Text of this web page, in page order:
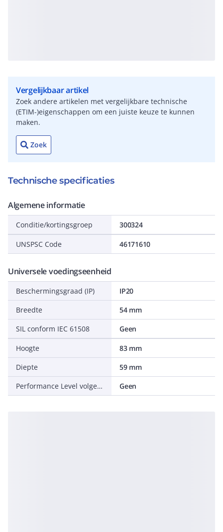
Vergelijkbaar artikel
Zoek andere artikelen met vergelijkbare technische
(ETIM-)eigenschappen om een juiste keuze te kunnen
maken.
Zoek
Technische specificaties
Algemene informatie
Conditie/kortingsgroep 300324
UNSPSC Code 46171610
Universele voedingseenheid
Beschermingsgraad (IP)
IP20
Breedte
54 mm
SIL conform IEC 61508
Geen
Hoogte
83 mm
Diepte
59 mm
Performance Level volgens EN ISO 13849-1
Geen